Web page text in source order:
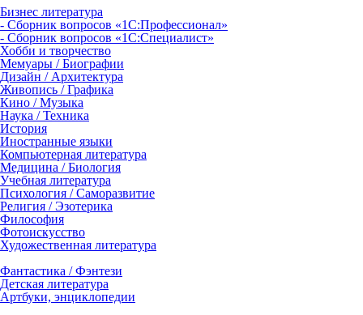
Бизнес литература
- Сборник вопросов «1С:Профессионал»
- Сборник вопросов «1С:Специалист»
Хобби и творчество
Мемуары / Биографии
Дизайн / Архитектура
Живопись / Графика
Кино / Музыка
Наука / Техника
История
Иностранные языки
Компьютерная литература
Медицина / Биология
Учебная литература
Психология / Саморазвитие
Религия / Эзотерика
Философия
Фотоискусство
Художественная литература
Фантастика / Фэнтези
Детская литература
Артбуки, энциклопедии